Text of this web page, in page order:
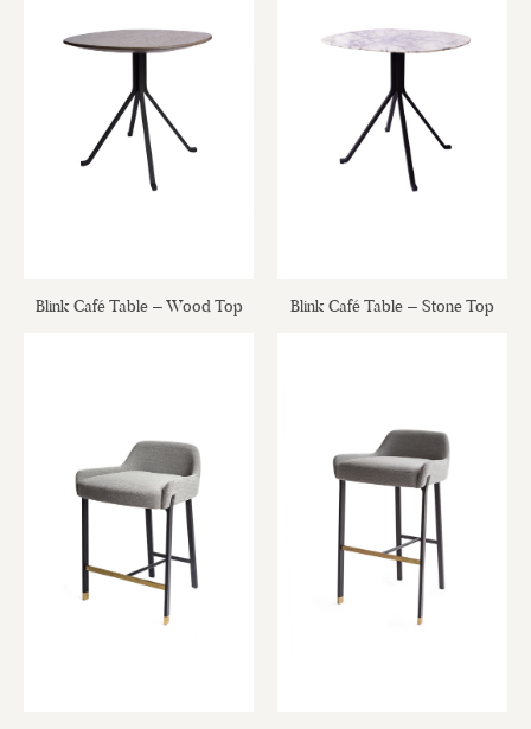
Blink Café Table – Wood Top Blink Café Table – Stone Top